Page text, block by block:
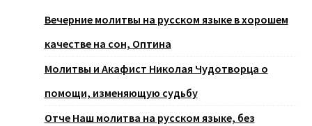
Вечерние молитвы на русском языке в хорошем
качестве на сон, Оптина
Молитвы и Акафист Николая Чудотворца о
помощи, изменяющую судьбу
Отче Наш молитва на русском языке, без